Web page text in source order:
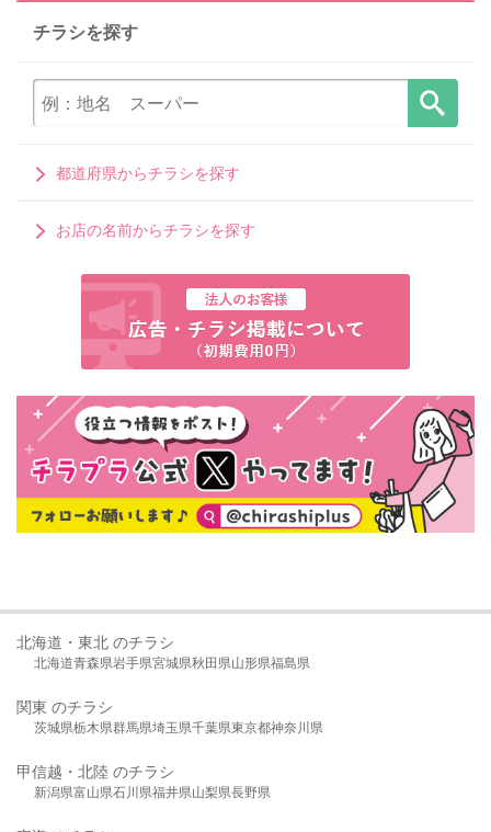
チラシを探す
都道府県からチラシを探す
お店の名前からチラシを探す
北海道・東北 のチラシ
北海道青森県岩手県宮城県秋田県山形県福島県
関東 のチラシ
茨城県栃木県群馬県埼玉県千葉県東京都神奈川県
甲信越・北陸 のチラシ
新潟県富山県石川県福井県山梨県長野県